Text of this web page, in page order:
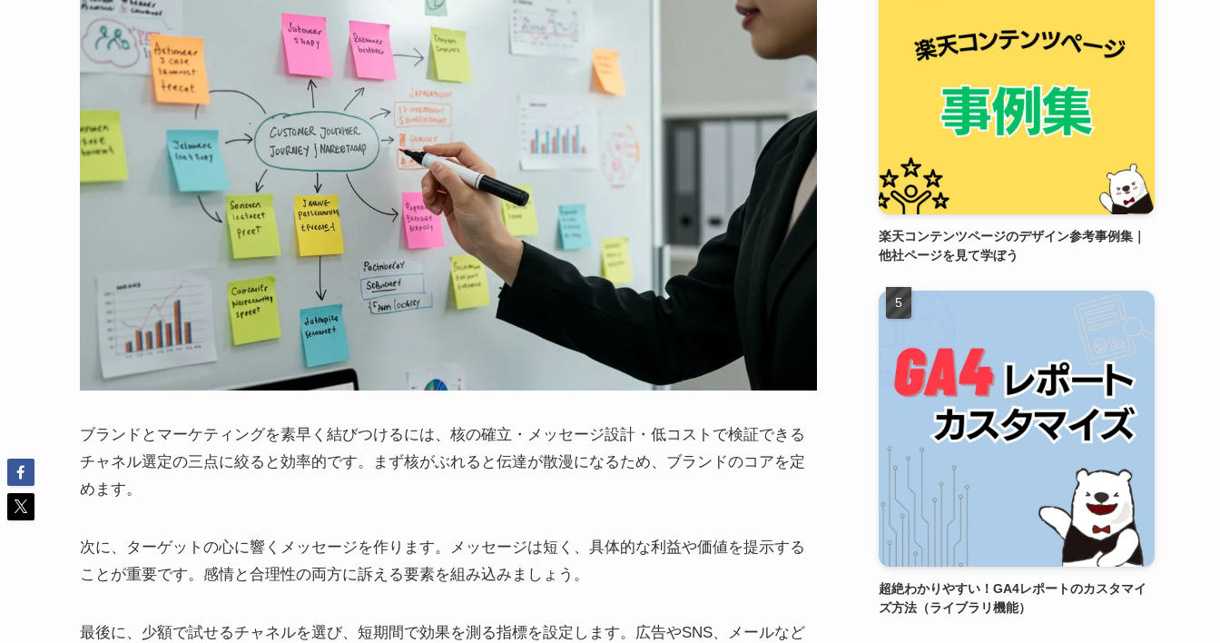
ブランドとマーケティングを素早く結びつけるには、核の確立・メッセージ設計・低コストで検証できる
チャネル選定の三点に絞ると効率的です。まず核がぶれると伝達が散漫になるため、ブランドのコアを定
めます。
次に、ターゲットの心に響くメッセージを作ります。メッセージは短く、具体的な利益や価値を提示する
ことが重要です。感情と合理性の両方に訴える要素を組み込みましょう。
最後に、少額で試せるチャネルを選び、短期間で効果を測る指標を設定します。広告やSNS、メールなど
楽天コンテンツページのデザイン参考事例集｜
他社ページを見て学ぼう
超絶わかりやすい！GA4レポートのカスタマイ
ズ方法（ライブラリ機能）